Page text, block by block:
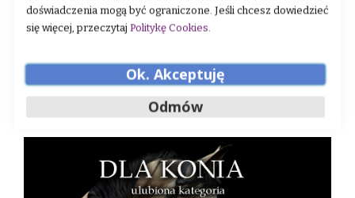
doświadczenia mogą być ograniczone. Jeśli chcesz dowiedzieć
się więcej, przeczytaj Politykę Cookies.
Ok. Akceptuję
Odmów